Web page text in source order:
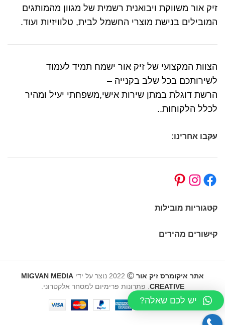
זיק אור משווקת ויבואנית רשמית של מגוון מהמותגים
המובילים בנישת מוצרי החשמל לבית, טלוויזיות ועוד.
הצוות המקצועי של זיק אור ישמח תמיד לעמוד
לשירותכם בכל שלב בקנייה –
הרשת דוגלת במתן שירות אישי,משפחתי יעיל ומהיר
לכלל הלקוחות..
עקבו אחרינו:
קטגוריות מובילות
קישורים מהירים
אתר איקומרס זיק אור
MIGVAN MEDIA
CREATIVE. פתרונות פרימיום למסחר אלקטרוני.
יש לכם שאלה?